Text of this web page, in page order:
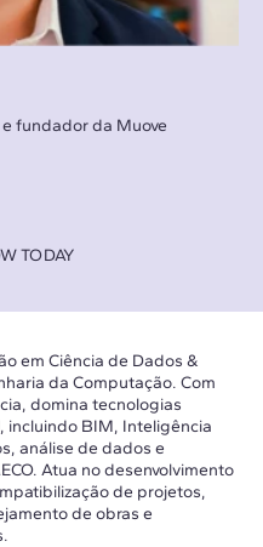
e fundador da Muove
TODAY
em Ciência de Dados &
da Computação. Com
domina tecnologias
incluindo BIM, Inteligência
análise de dados e
Atua no desenvolvimento
de projetos,
de obras e